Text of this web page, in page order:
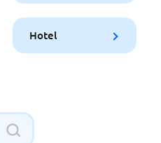
Hotel